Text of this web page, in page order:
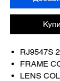
RJ9547S
FRAME
LENS